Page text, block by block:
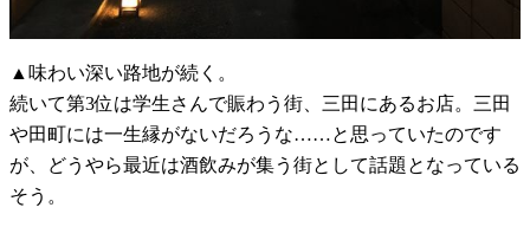
▲味わい深い路地が続く。
続いて第3位は学生さんで賑わう街、三田にあるお店。三田
や田町には一生縁がないだろうな……と思っていたのです
が、どうやら最近は酒飲みが集う街として話題となっている
そう。